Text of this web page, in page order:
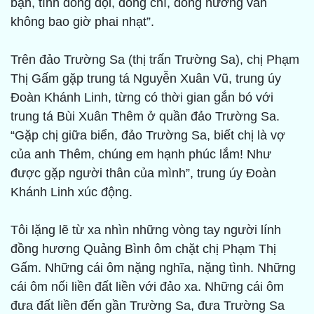
bạn, tình đồng đội, đồng chí, đồng hương vẫn
không bao giờ phai nhạt”.
Trên đảo Trường Sa (thị trấn Trường Sa), chị Phạm
Thị Gấm gặp trung tá Nguyễn Xuân Vũ, trung úy
Đoàn Khánh Linh, từng có thời gian gắn bó với
trung tá Bùi Xuân Thêm ở quần đảo Trường Sa.
“Gặp chị giữa biển, đảo Trường Sa, biết chị là vợ
của anh Thêm, chúng em hạnh phúc lắm! Như
được gặp người thân của mình”, trung úy Đoàn
Khánh Linh xúc động.
Tôi lặng lẽ từ xa nhìn những vòng tay người lính
đồng hương Quảng Bình ôm chặt chị Phạm Thị
Gấm. Những cái ôm nặng nghĩa, nặng tình. Những
cái ôm nối liền đất liền với đảo xa. Những cái ôm
đưa đất liền đến gần Trường Sa, đưa Trường Sa